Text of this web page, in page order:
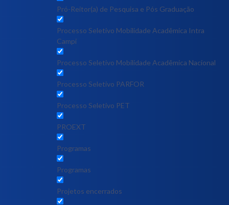
Pró-Reitor(a) de Pesquisa e Pós Graduação
Processo Seletivo Mobilidade Acadêmica Intra
Campi
Processo Seletivo Mobilidade Acadêmica Nacional
Processo Seletivo PARFOR
Processo Seletivo PET
PROEXT
Programas
Programas
Projetos encerrados